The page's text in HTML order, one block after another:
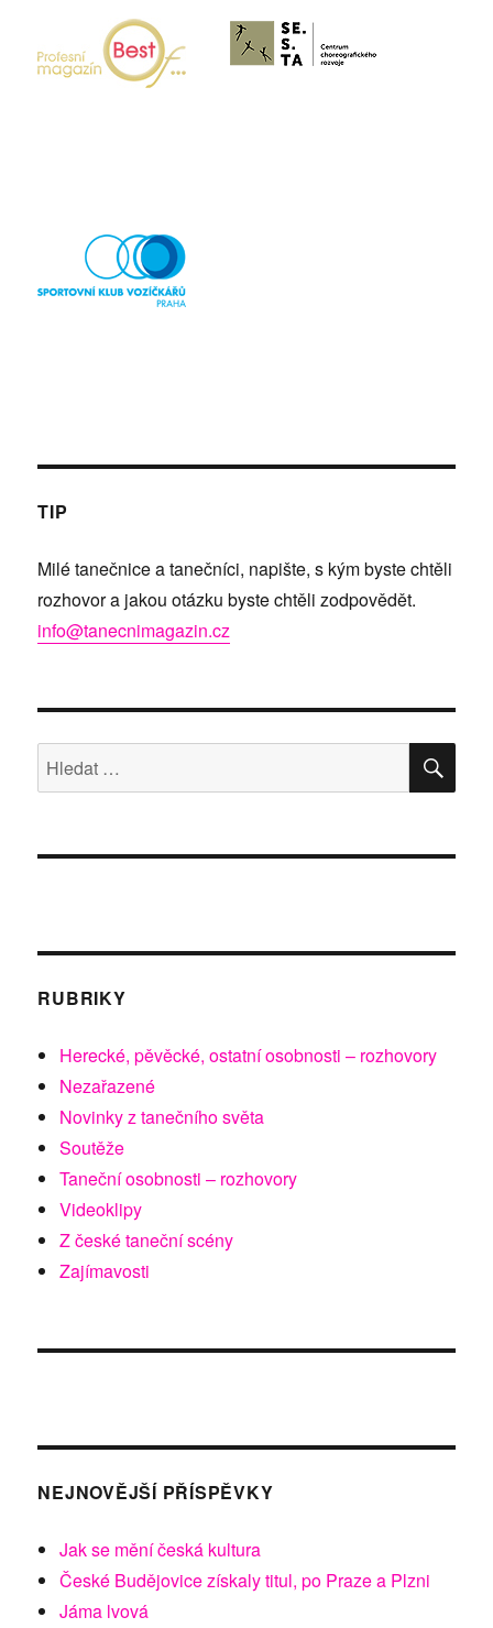
TIP
Milé tanečnice a tanečníci, napište, s kým byste chtěli
rozhovor a jakou otázku byste chtěli zodpovědět.
info@tanecnimagazin.cz
Hledat:
RUBRIKY
Herecké, pěvěcké, ostatní osobnosti – rozhovory
Nezařazené
Novinky z tanečního světa
Soutěže
Taneční osobnosti – rozhovory
Videoklipy
Z české taneční scény
Zajímavosti
NEJNOVĚJŠÍ PŘÍSPĚVKY
Jak se mění česká kultura
České Budějovice získaly titul, po Praze a Plzni
Jáma lvová